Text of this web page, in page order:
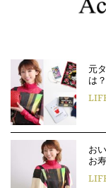
元
は
お
お